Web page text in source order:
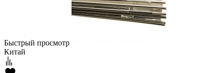
Быстрый просмотр
Китай